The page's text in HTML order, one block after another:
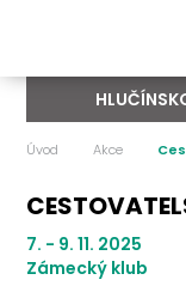
Úvod Akce
7. - 9. 11. 2025
Zámecký klub